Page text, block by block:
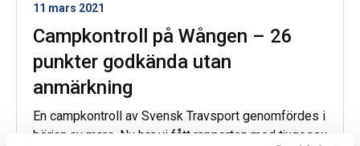
11 mars 2021
Campkontroll på Wången – 26
punkter godkända utan
anmärkning
En campkontroll av Svensk Travsport genomfördes i
början av mars. Nu har vi fått rapporten med tjugosex